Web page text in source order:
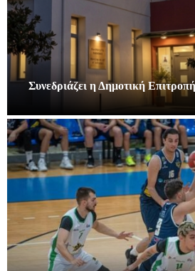
Συνεδριάζει η Δημοτική